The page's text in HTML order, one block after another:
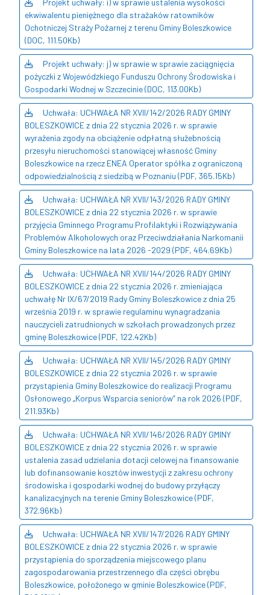
Projekt uchwały: i) w sprawie ustalenia wysokości
ekwiwalentu pieniężnego dla strażaków ratowników
Ochotniczej Straży Pożarnej z terenu Gminy Boleszkowice
(DOC, 111.50Kb)
Projekt uchwały: j) w sprawie w sprawie zaciągnięcia
pożyczki z Wojewódzkiego Funduszu Ochrony Środowiska i
Gospodarki Wodnej w Szczecinie (DOC, 113.00Kb)
Uchwała: UCHWAŁA NR XVII/142/2026 RADY GMINY
BOLESZKOWICE z dnia 22 stycznia 2026 r. w sprawie
wyrażenia zgody na obciążenie odpłatną służebnością
przesyłu nieruchomości stanowiącej własność Gminy
Boleszkowice na rzecz ENEA Operator spółka z ograniczoną
odpowiedzialnością z siedzibą w Poznaniu (PDF, 365.15Kb)
Uchwała: UCHWAŁA NR XVII/143/2026 RADY GMINY
BOLESZKOWICE z dnia 22 stycznia 2026 r. w sprawie
przyjęcia Gminnego Programu Profilaktyki i Rozwiązywania
Problemów Alkoholowych oraz Przeciwdziałania Narkomanii
Gminy Boleszkowice na lata 2026 -2029 (PDF, 464.69Kb)
Uchwała: UCHWAŁA NR XVII/144/2026 RADY GMINY
BOLESZKOWICE z dnia 22 stycznia 2026 r. zmieniająca
uchwałę Nr IX/67/2019 Rady Gminy Boleszkowice z dnia 25
września 2019 r. w sprawie regulaminu wynagradzania
nauczycieli zatrudnionych w szkołach prowadzonych przez
gminę Boleszkowice (PDF, 122.42Kb)
Uchwała: UCHWAŁA NR XVII/145/2026 RADY GMINY
BOLESZKOWICE z dnia 22 stycznia 2026 r. w sprawie
przystąpienia Gminy Boleszkowice do realizacji Programu
Osłonowego „Korpus Wsparcia seniorów” na rok 2026 (PDF,
211.93Kb)
Uchwała: UCHWAŁA NR XVII/146/2026 RADY GMINY
BOLESZKOWICE z dnia 22 stycznia 2026 r. w sprawie
ustalenia zasad udzielania dotacji celowej na finansowanie
lub dofinansowanie kosztów inwestycji z zakresu ochrony
środowiska i gospodarki wodnej do budowy przyłączy
kanalizacyjnych na terenie Gminy Boleszkowice (PDF,
372.96Kb)
Uchwała: UCHWAŁA NR XVII/147/2026 RADY GMINY
BOLESZKOWICE z dnia 22 stycznia 2026 r. w sprawie
przystąpienia do sporządzenia miejscowego planu
zagospodarowania przestrzennego dla części obrębu
Boleszkowice, położonego w gminie Boleszkowice (PDF,